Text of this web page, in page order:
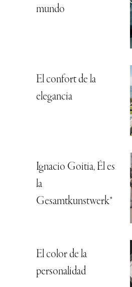
mundo
El confort de la
elegancia
Ignacio Goitia, Él es
la
Gesamtkunstwerk*
El color de la
personalidad